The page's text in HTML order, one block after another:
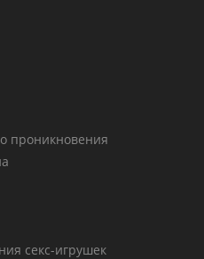
проникновения
секс-игрушек